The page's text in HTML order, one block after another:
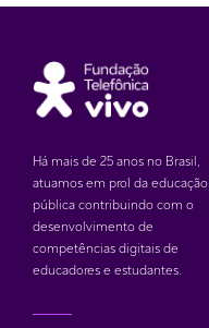
Há mais de 25 anos no Brasil,
atuamos em prol da educação
pública contribuindo com o
desenvolvimento de
competências digitais de
educadores e estudantes.